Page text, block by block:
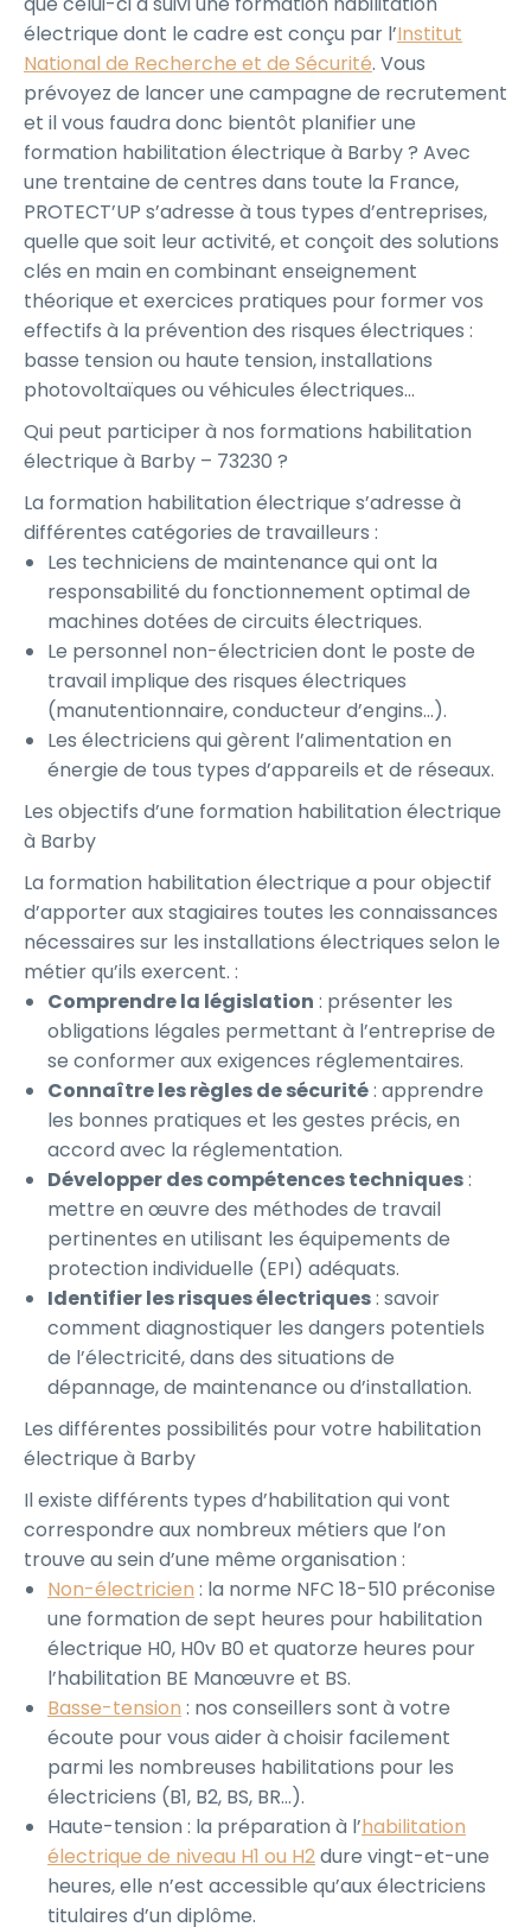
électrique dont le cadre est conçu par l’Institut
National de Recherche et de Sécurité. Vous
prévoyez de lancer une campagne de recrutement
et il vous faudra donc bientôt planifier une
formation habilitation électrique à Barby ? Avec
une trentaine de centres dans toute la France,
PROTECT’UP s’adresse à tous types d’entreprises,
quelle que soit leur activité, et conçoit des solutions
clés en main en combinant enseignement
théorique et exercices pratiques pour former vos
effectifs à la prévention des risques électriques :
basse tension ou haute tension, installations
photovoltaïques ou véhicules électriques…
Qui peut participer à nos formations habilitation
électrique à Barby – 73230 ?
La formation habilitation électrique s’adresse à
différentes catégories de travailleurs :
Les techniciens de maintenance qui ont la
responsabilité du fonctionnement optimal de
machines dotées de circuits électriques.
Le personnel non-électricien dont le poste de
travail implique des risques électriques
(manutentionnaire, conducteur d’engins…).
Les électriciens qui gèrent l’alimentation en
énergie de tous types d’appareils et de réseaux.
Les objectifs d’une formation habilitation électrique
à Barby
La formation habilitation électrique a pour objectif
d’apporter aux stagiaires toutes les connaissances
nécessaires sur les installations électriques selon le
métier qu’ils exercent. :
Comprendre la législation : présenter les
obligations légales permettant à l’entreprise de
se conformer aux exigences réglementaires.
Connaître les règles de sécurité: apprendre
les bonnes pratiques et les gestes précis, en
accord avec la réglementation.
Développer des compétences techniques:
mettre en œuvre des méthodes de travail
pertinentes en utilisant les équipements de
protection individuelle (EPI) adéquats.
Identifier les risques électriques: savoir
comment diagnostiquer les dangers potentiels
de l’électricité, dans des situations de
dépannage, de maintenance ou d’installation.
Les différentes possibilités pour votre habilitation
électrique à Barby
Il existe différents types d’habilitation qui vont
correspondre aux nombreux métiers que l’on
trouve au sein d’une même organisation :
Non-électricien : la norme NFC 18-510 préconise
une formation de sept heures pour habilitation
électrique H0, H0v B0 et quatorze heures pour
l’habilitation BE Manœuvre et BS.
Basse-tension : nos conseillers sont à votre
écoute pour vous aider à choisir facilement
parmi les nombreuses habilitations pour les
électriciens (B1, B2, BS, BR…).
Haute-tension : la préparation à l’habilitation
électrique de niveau H1 ou H2dure vingt-et-une
heures, elle n’est accessible qu’aux électriciens
titulaires d’un diplôme.